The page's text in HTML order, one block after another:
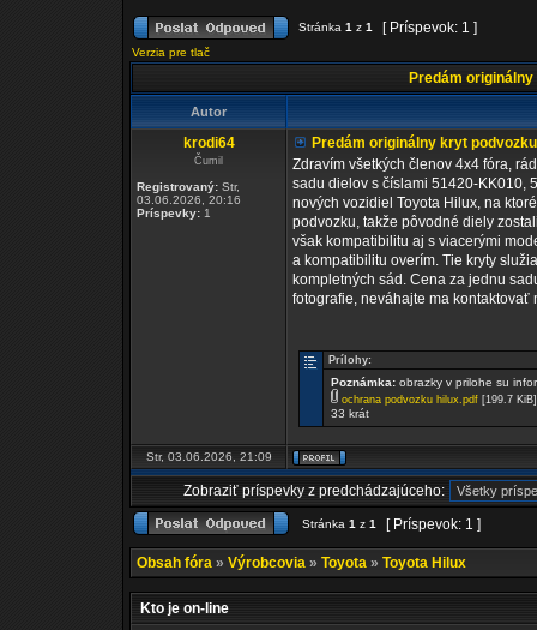
Stránka 1 z 1 [ Príspevok: 1 ]
Verzia pre tlač
Predám
Autor
krodi64
Čumil
Registrovaný: Str,
03.06.2026, 20:16
Príspevky: 1
Predám originálny kryt
Zdravím všetkých členov 4x4 fóra,
sadu dielov s číslami 51420-KK010,
nových vozidiel Toyota Hilux, na
podvozku, takže pôvodné diely
však kompatibilitu aj s viacerými
a kompatibilitu overím. Tie kryty
kompletných sád. Cena za jednu
fotografie, neváhajte ma
Prílohy:
Poznámka: obrazky v prilohe su
ochrana podvozku hilux.pdf [199.7 KiB]
33 krát
Str, 03.06.2026, 21:09
Zobraziť príspevky z predchádzajúceho:
Stránka 1 z 1 [ Príspevok: 1 ]
Obsah fóra » Výrobcovia » Toyota » Toyota Hilux
Kto je on-line